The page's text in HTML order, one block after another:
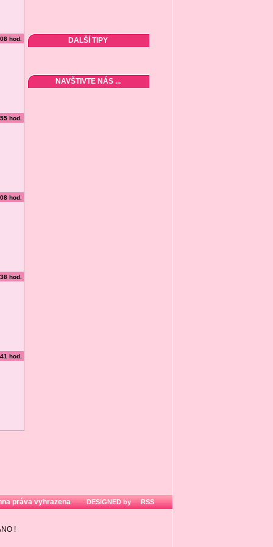
hod.
hod.
hod.
hod.
hod.
DALŠÍ TIPY
NAVŠTIVTE NÁS ...
práva vyhrazena DESIGNED by RSS
!